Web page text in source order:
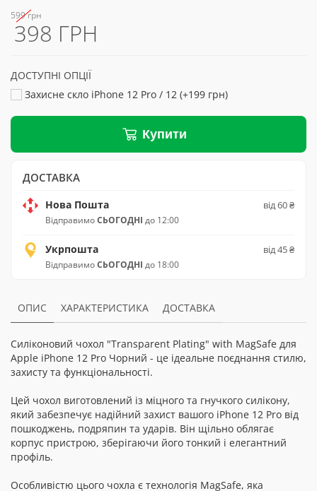
599 грн
398 ГРН
ДОСТУПНІ ОПЦІЇ
Захисне скло iPhone 12 Pro / 12 (+199 грн)
Купити
ДОСТАВКА
Нова Пошта
ВідправимоСЬОГОДНІ до 12:00
від 60 ₴
Укрпошта
ВідправимоСЬОГОДНІ до 18:00
від 45 ₴
ОПИС ХАРАКТЕРИСТИКА ДОСТАВКА
Силіконовий чохол "Transparent Plating" with MagSafe для
Apple iPhone 12 Pro Чорний - це ідеальне поєднання стилю,
захисту та функціональності.
Цей чохол виготовлений із міцного та гнучкого силікону,
який забезпечує надійний захист вашого iPhone 12 Pro від
пошкоджень, подряпин та ударів. Він щільно облягає
корпус пристрою, зберігаючи його тонкий і елегантний
профіль.
Особливістю цього чохла є технологія MagSafe, яка